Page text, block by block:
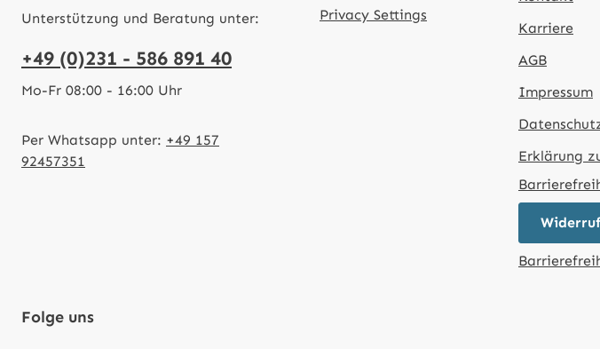
Unterstützung und Beratung unter:
+49 (0)231 - 586 891 40
Mo-Fr 08:00 - 16:00 Uhr
Per Whatsapp unter: +49 157
92457351
Privacy Settings
Karriere
AGB
Impressum
Erklärung
Folge uns